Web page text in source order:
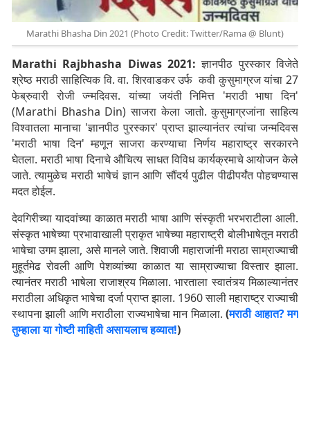
Marathi Bhasha Din 2021 (Photo Credit: Twitter/Rama @ Blunt)
Marathi Rajbhasha Diwas 2021:ज्ञानपीठ पुरस्कार विजेते
श्रेष्ठ मराठी साहित्यिक वि. वा. शिरवाडकर उर्फ कवी कुसुमाग्रज यांचा 27
फेब्रुवारी रोजी ज्न्मदिवस. यांच्या जयंती निमित्त 'मराठी भाषा दिन'
(Marathi Bhasha Din) साजरा केला जातो. कुसुमाग्रजांना साहित्य
विश्वातला मानाचा 'ज्ञानपीठ पुरस्कार' प्राप्त झाल्यानंतर त्यांचा जन्मदिवस
'मराठी भाषा दिन' म्हणून साजरा करण्याचा निर्णय महाराष्ट्र सरकारने
घेतला. मराठी भाषा दिनाचे औचित्य साधत विविध कार्यक्रमाचे आयोजन केले
जाते. त्यामुळेच मराठी भाषेचं ज्ञान आणि सौंदर्य पुढील पीढीपर्यंत पोहचण्यास
मदत होईल.
देवगिरीच्या यादवांच्या काळात मराठी भाषा आणि संस्कृती भरभराटीला आली.
संस्कृत भाषेच्या प्रभावाखाली प्राकृत भाषेच्या महाराष्ट्री बोलीभाषेतून मराठी
भाषेचा उगम झाला, असे मानले जाते. शिवाजी महाराजांनी मराठा साम्राज्याची
मुहूर्तमेढ रोवली आणि पेशव्यांच्या काळात या साम्राज्याचा विस्तार झाला.
त्यानंतर मराठी भाषेला राजाश्रय मिळाला. भारताला स्वातंत्र्य मिळाल्यानंतर
मराठीला अधिकृत भाषेचा दर्जा प्राप्त झाला. 1960 साली महाराष्ट्र राज्याची
स्थापना झाली आणि मराठीला राज्यभाषेचा मान मिळाला.(मराठी आहात? मग
तुम्हाला या गोष्टी माहिती असायलाच हव्यात!)